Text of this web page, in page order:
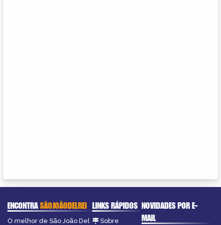
ENCONTRASÃOJOÃODELREI
O melhor de São João Del
LINKS RÁPIDOS
Sobre
NOVIDADES POR E-
MAIL